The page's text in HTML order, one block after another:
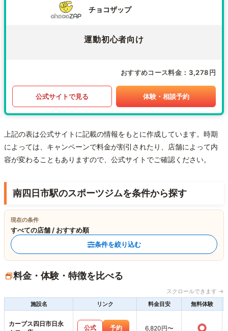
チョコザップ
運動初心者向け
おすすめコース料金 3,278円
公式サイトで見る 体験・相談予約
上記の表は公式サイトに記載の情報をもとに作成しています。時期
によっては、キャンペーンで料金が割引されたり、店舗によって内
容が変わることもありますので、公式サイトでご確認ください。
南四日市駅のスポーツジムを条件から探す
現在の条件
すべての店舗 / おすすめ順
条件を絞り込む
料金・体験・特徴を比べる
スクロールできます →
施設名
リンク 料金目安 無料体験
カーブス四日市日永
公式 予約 6,820円〜 ○